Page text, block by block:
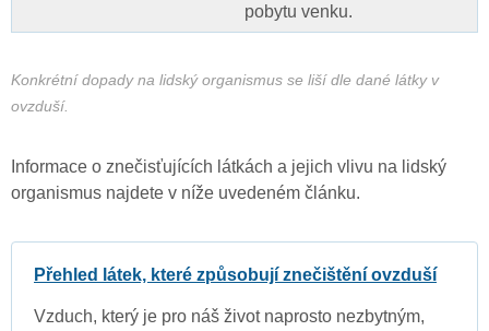
pobytu venku.
Konkrétní dopady na lidský organismus se liší dle dané látky v
ovzduší.
Informace o znečisťujících látkách a jejich vlivu na lidský
organismus najdete v níže uvedeném článku.
Přehled látek, které způsobují znečištění ovzduší
Vzduch, který je pro náš život naprosto nezbytným,